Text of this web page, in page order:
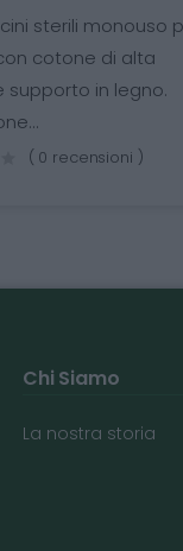
Chi Siamo
La nostra storia